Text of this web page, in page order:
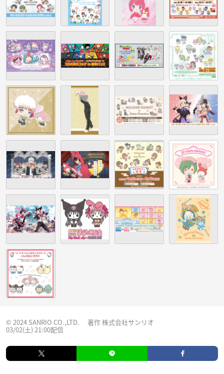
© 2024 SANRIO CO.,LTD. 著作 株式会社サンリオ
03/02(土) 21:00配信